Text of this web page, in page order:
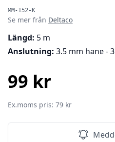
MM-152-K
Produktinformation
Se mer från Deltaco
Längd: 5 m
Anslutning: 3.5 mm hane -
99 kr
Ex.moms pris: 79 kr